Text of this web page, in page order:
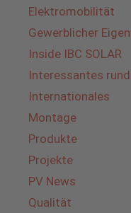
Elektromobilität
Gewerblicher
Inside IBC SOLAR
Interessantes
Internationales
Montage
Produkte
Projekte
PV News
Qualität